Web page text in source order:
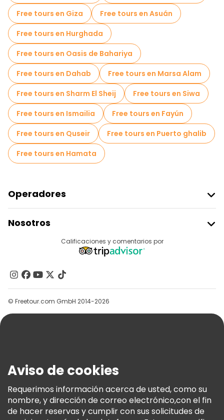
Free tours de un día en Luxor
Free tours nocturnos a pie en Luxor
Tours en bicicleta en Luxor
Tours gastronómicos en Luxor
Free tours cerca Valley of the Kings
Free tours cerca Mortuary Temple of Hatshepsut
Free tours cerca Karnak
Free tours en Giza
Free tours en Asuán
Free tours en Hurghada
Free tours en Oasis de Bahariya
Free tours en Dahab
Free tours en Marsa Alam
Free tours en Sharm El Sheij
Free tours en Siwa
Free tours en Ismailia
Free tours en Fayún
Free tours en Quseir
Free tours en Puerto ghalib
Free tours en Hamata
Operadores
Acceder Como Proveedor
Programa De Afiliados
Nosotros
Contacto
Grupos
Ayuda
Términos E Información Legal
Política De Cookies
Freetour Premios
Programa De Fidelidad
Calificaciones y comentarios por
© Freetour.com GmbH 2014-2026
Aviso de cookies
Requerimos información acerca de usted, como su
nombre, y dirección de correo electrónico,con el fin
de hacer reservas y cumplir con sus solicitudes de